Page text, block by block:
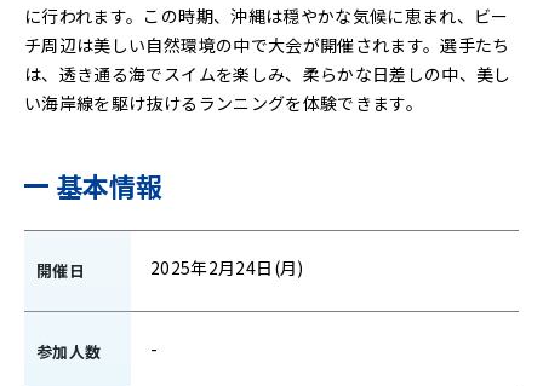
に行われます。この時期、沖縄は穏やかな気候に恵まれ、ビー
チ周辺は美しい自然環境の中で大会が開催されます。選手たち
は、透き通る海でスイムを楽しみ、柔らかな日差しの中、美し
い海岸線を駆け抜けるランニングを体験できます。
基本情報
開催日 2025年2月24日(月)
参加人数 -